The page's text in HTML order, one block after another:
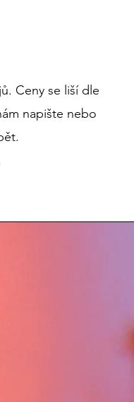
Ceny se liší dle
napište nebo